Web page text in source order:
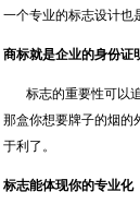
一个专业的标志设计也
商标就是企业的身份证
标志的重要性可以追
那盒你想要牌子的烟的
于利了。
标志能体现你的专业化